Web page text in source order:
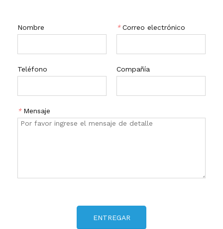
Nombre * Correo electrónico
Teléfono Compañía
* Mensaje
ENTREGAR